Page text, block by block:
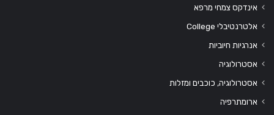
אינדקס צמחי מרפא
אלטרנטיבלי College
אנרגיות חיוביות
אסטרולוגיה
אסטרולוגיה, כוכבים ומזלות
ארומתרפיה